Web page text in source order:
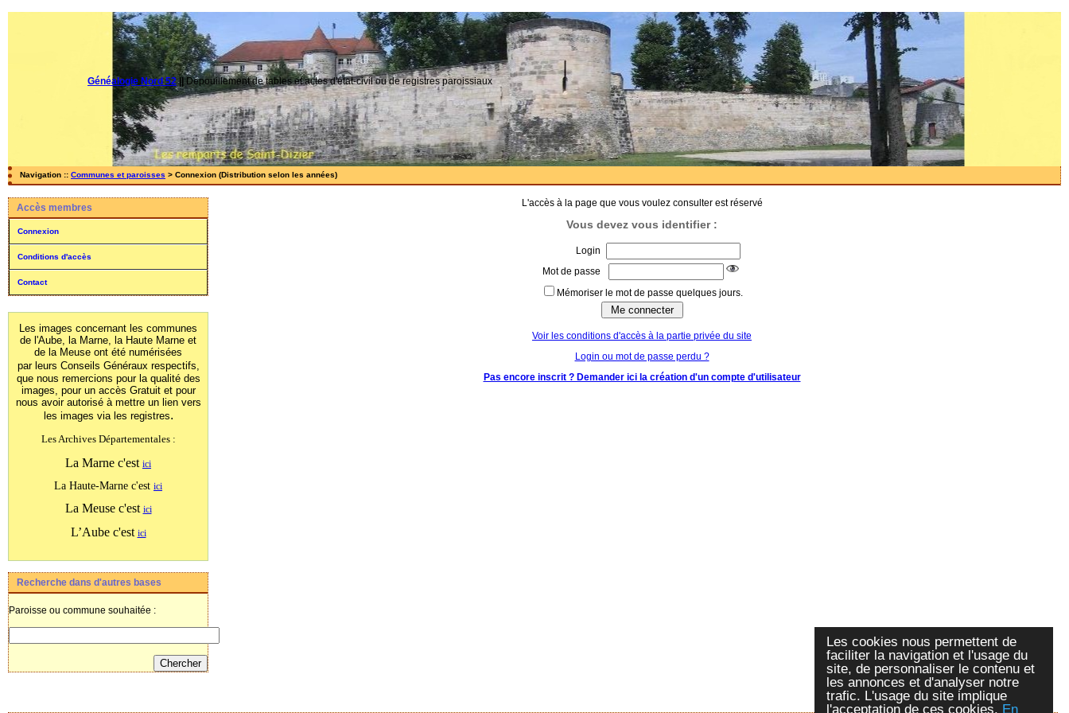
Les cookies nous permettent de
faciliter la navigation et l'usage du
site, de personnaliser le contenu et
les annonces et d'analyser notre
trafic. L'usage du site implique
l'acceptation de ces cookies. En
Généalogie Nord 52|| Dépouillement de tables et actes d'état-civil ou de registres paroissiaux
Navigation :: Communes et paroisses > Connexion (Distribution selon les années)
Accès membres
Connexion
Conditions d'accès
Contact
Les images concernant les communes
de l'Aube, la Marne, la Haute Marne et
de la Meuse ont été numérisées
par leurs Conseils Généraux respectifs,
que nous remercions pour la qualité des
images, pour un accès Gratuit et pour
nous avoir autorisé à mettre un lien vers
les images via les registres.
Les Archives Départementales :
La Marne c'est ici
La Haute-Marne c'est ici
La Meuse c'est ici
L’Aube c'est ici
Recherche dans d'autres bases
Paroisse ou commune souhaitée :
L'accès à la page que vous voulez consulter est réservé
Vous devez vous identifier :
Login
Mot de passe
Mémoriser le mot de passe quelques jours.
Voir les conditions d'accès à la partie privée du site
Login ou mot de passe perdu ?
Pas encore inscrit ? Demander ici la création d'un compte d'utilisateur